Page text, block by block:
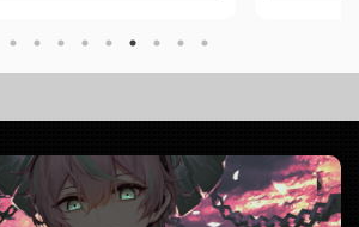
(covered by.結城碧)
twitter.com/panda__aoi/stat
www.youtube.com/watch?
リンク 月光
https://